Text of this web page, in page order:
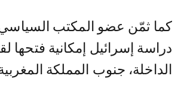
كما ثمّن عضو المكتب السياسي
دراسة إسرائيل إمكانية فتحها
الداخلة، جنوب المملكة